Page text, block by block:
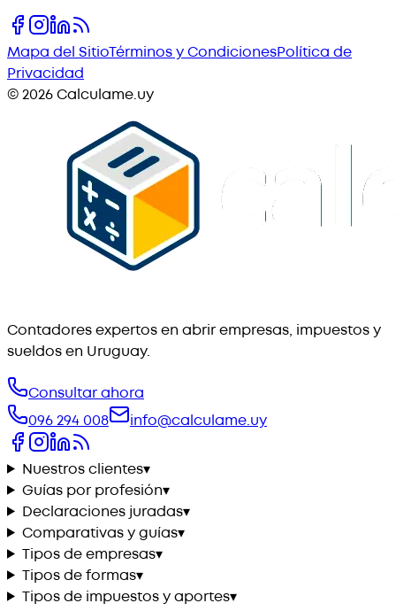
Mapa del SitioTérminos y CondicionesPolítica de
Privacidad
©2026Calculame.uy
Contadores expertos en abrir empresas, impuestos y
sueldos en Uruguay.
Consultar ahora
096 294 008
info@calculame.uy
Nuestros clientes▾
Guías por profesión▾
Declaraciones juradas▾
Comparativas y guías▾
Tipos de empresas▾
Tipos de formas▾
Tipos de impuestos y aportes▾